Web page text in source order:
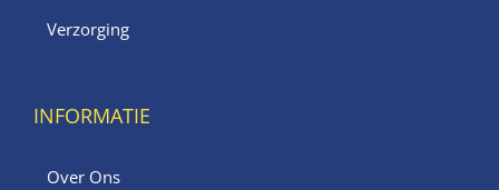
Verzorging
INFORMATIE
Over Ons